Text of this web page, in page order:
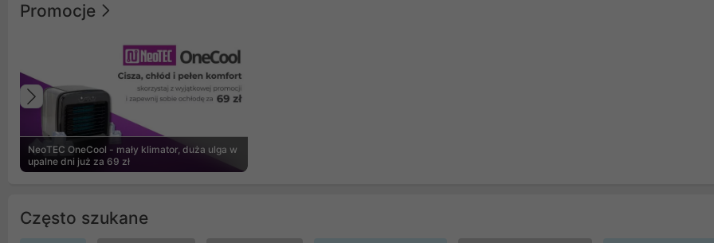
Promocje
NeoTEC OneCool - mały klimator, duża ulga w
upalne dni już za 69 zł
Poprzedni
Często szukane